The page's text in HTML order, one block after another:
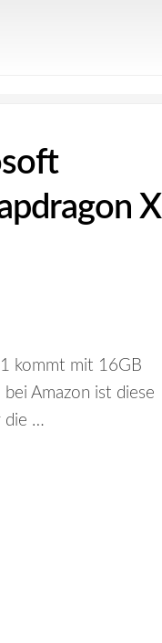
X
kommt mit 16GB
Amazon ist diese
die …